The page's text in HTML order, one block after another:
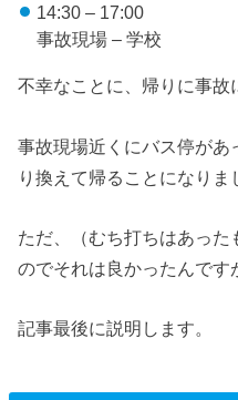
14:30 – 17:00
事故現場 – 学校
不幸なことに、帰りに事故
事故現場近くにバス停が
り換えて帰ることになりま
ただ、（むち打ちはあった
のでそれは良かったんです
記事最後に説明します。